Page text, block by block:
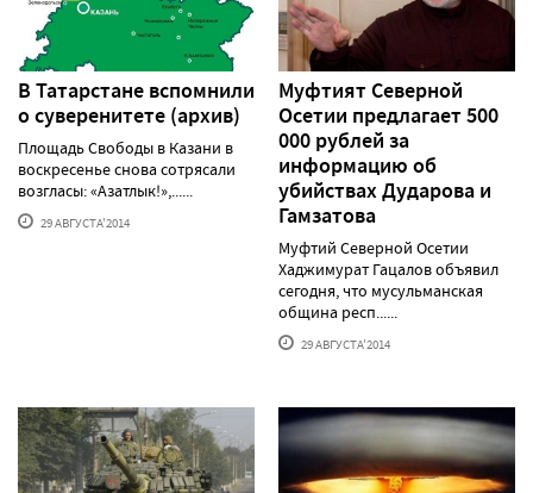
В Татарстане вспомнили
о суверенитете (архив)
Площадь Свободы в Казани в
воскресенье снова сотрясали
возгласы: «Азатлык!»,......
29 АВГУСТА'2014
Муфтият Северной
Осетии предлагает 500
000 рублей за
информацию об
убийствах Дударова и
Гамзатова
Муфтий Северной Осетии
Хаджимурат Гацалов объявил
сегодня, что мусульманская
община респ......
29 АВГУСТА'2014